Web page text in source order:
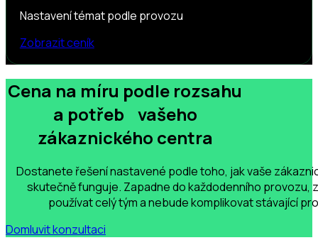
Nastavení témat podle provozu
Zobrazit ceník
Cena na míru podle rozsahu
a potřeb vašeho
zákaznického centra
Dostanete řešení nastavené podle toho, jak vaše
skutečně funguje. Zapadne do každodenního provozu,
používat celý tým a nebude komplikovat stávající
Domluvit konzultaci